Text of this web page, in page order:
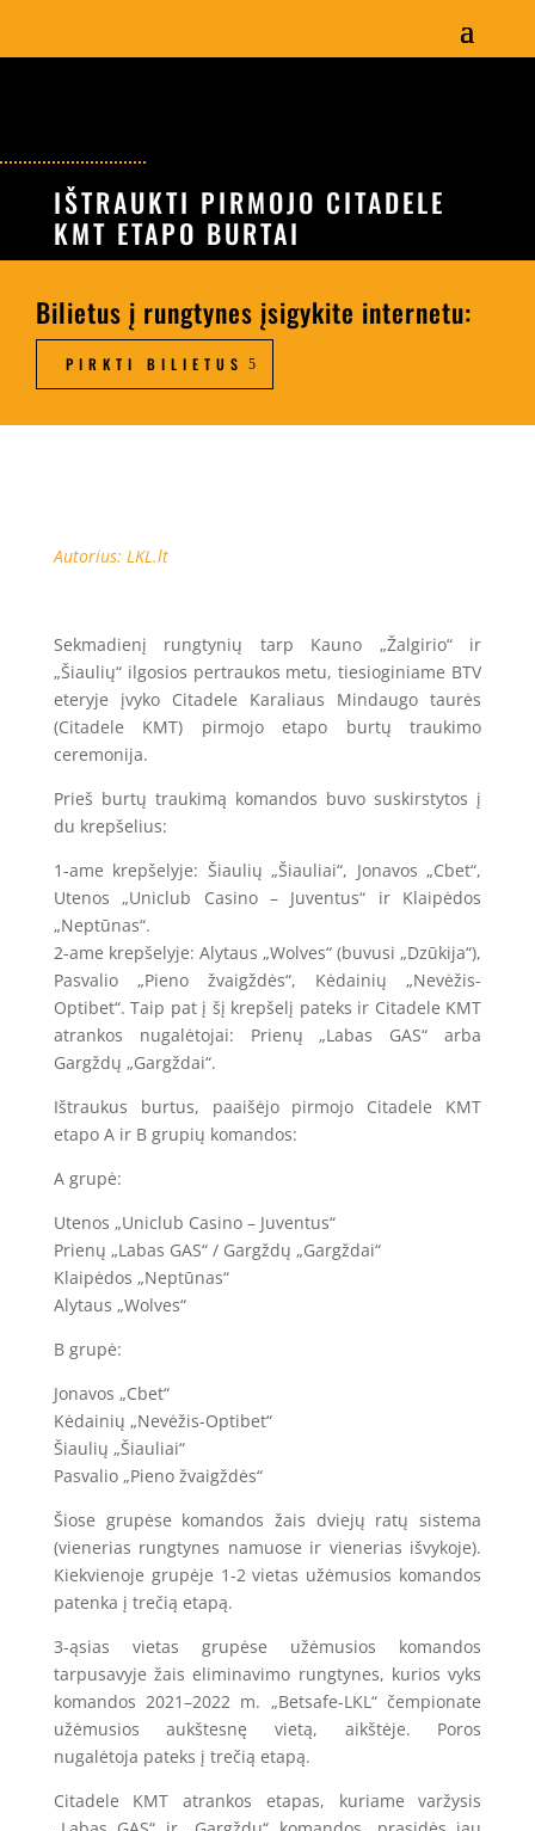
IŠTRAUKTI PIRMOJO CITADELE
KMT ETAPO BURTAI
Bilietus į rungtynes įsigykite internetu:
PIRKTI BILIETUS
Autorius: LKL.lt
Sekmadienį rungtynių tarp Kauno „Žalgirio“ ir
„Šiaulių“ ilgosios pertraukos metu, tiesioginiame BTV
eteryje įvyko Citadele Karaliaus Mindaugo taurės
(Citadele KMT) pirmojo etapo burtų traukimo
ceremonija.
Prieš burtų traukimą komandos buvo suskirstytos į
du krepšelius:
1-ame krepšelyje: Šiaulių „Šiauliai“, Jonavos „Cbet“,
Utenos „Uniclub Casino – Juventus“ ir Klaipėdos
„Neptūnas“.
2-ame krepšelyje: Alytaus „Wolves“ (buvusi „Dzūkija“),
Pasvalio „Pieno žvaigždės“, Kėdainių „Nevėžis-
Optibet“. Taip pat į šį krepšelį pateks ir Citadele KMT
atrankos nugalėtojai: Prienų „Labas GAS“ arba
Gargždų „Gargždai“.
Ištraukus burtus, paaišėjo pirmojo Citadele KMT
etapo A ir B grupių komandos:
A grupė:
Utenos „Uniclub Casino – Juventus“
Prienų „Labas GAS“ / Gargždų „Gargždai“
Klaipėdos „Neptūnas“
Alytaus „Wolves“
B grupė:
Jonavos „Cbet“
Kėdainių „Nevėžis-Optibet“
Šiaulių „Šiauliai“
Pasvalio „Pieno žvaigždės“
Šiose grupėse komandos žais dviejų ratų sistema
(vienerias rungtynes namuose ir vienerias išvykoje).
Kiekvienoje grupėje 1-2 vietas užėmusios komandos
patenka į trečią etapą.
3-ąsias vietas grupėse užėmusios komandos
tarpusavyje žais eliminavimo rungtynes, kurios vyks
komandos 2021–2022 m. „Betsafe-LKL“ čempionate
užėmusios aukštesnę vietą, aikštėje. Poros
nugalėtoja pateks į trečią etapą.
Citadele KMT atrankos etapas, kuriame varžysis